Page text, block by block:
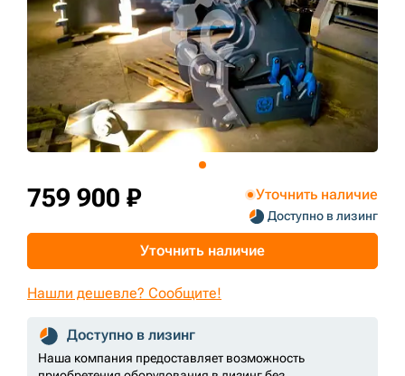
759 900 ₽ Уточнить наличие
Доступно в лизинг
Уточнить наличие
Нашли дешевле? Сообщите!
Доступно в лизинг
Наша компания предоставляет возможность
+7 (499) 394-50-93